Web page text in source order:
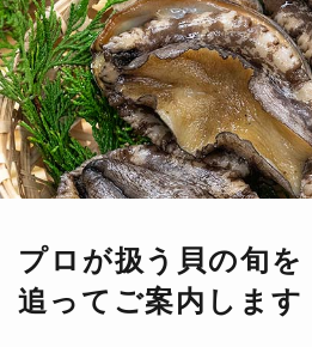
プロが扱う貝の旬を
追ってご案内します